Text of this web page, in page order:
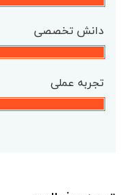
دانش تخصصی
تجربه عملی